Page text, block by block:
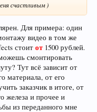
счастливым )
Для примера: один
видео в том же
стоит от1500 рублей.
смонтировать
Тут всё зависит от
материала, от его
заказчик в итоге, от
железа и прочее и
из переданного мне